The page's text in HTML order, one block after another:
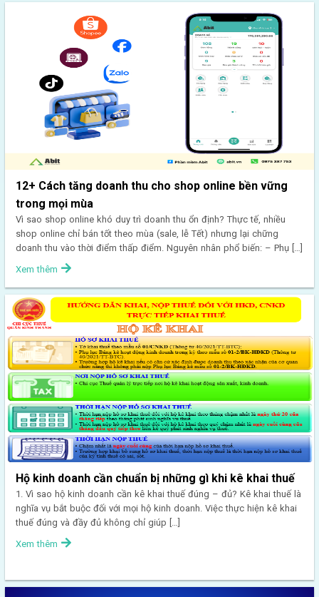
12+ Cách tăng doanh thu cho shop online bền vững
trong mọi mùa
Vì sao shop online khó duy trì doanh thu ổn định? Thực tế, nhiều
shop online chỉ bán tốt theo mùa (sale, lễ Tết) nhưng lại chững
doanh thu vào thời điểm thấp điểm. Nguyên nhân phổ biến: – Phụ […]
Xem thêm
Hộ kinh doanh cần chuẩn bị những gì khi kê khai thuế
1. Vì sao hộ kinh doanh cần kê khai thuế đúng – đủ? Kê khai thuế là
nghĩa vụ bắt buộc đối với mọi hộ kinh doanh. Việc thực hiện kê khai
thuế đúng và đầy đủ không chỉ giúp […]
Xem thêm